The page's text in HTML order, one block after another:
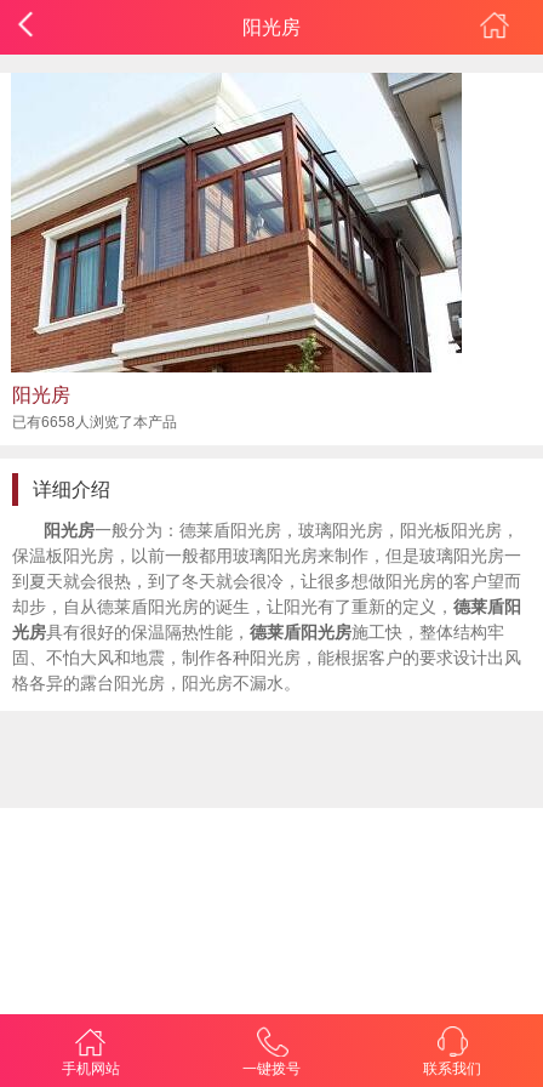
阳光房
阳光房
已有6658人浏览了本产品
详细介绍
阳光房一般分为：德莱盾阳光房，玻璃阳光房，阳光板阳光房，
保温板阳光房，以前一般都用玻璃阳光房来制作，但是玻璃阳光房一
到夏天就会很热，到了冬天就会很冷，让很多想做阳光房的客户望而
却步，自从德莱盾阳光房的诞生，让阳光有了重新的定义， 德莱盾阳
光房具有很好的保温隔热性能， 德莱盾阳光房施工快，整体结构牢
固、不怕大风和地震，制作各种阳光房，能根据客户的要求设计出风
格各异的露台阳光房，阳光房不漏水。
手机网站 一键拨号 联系我们